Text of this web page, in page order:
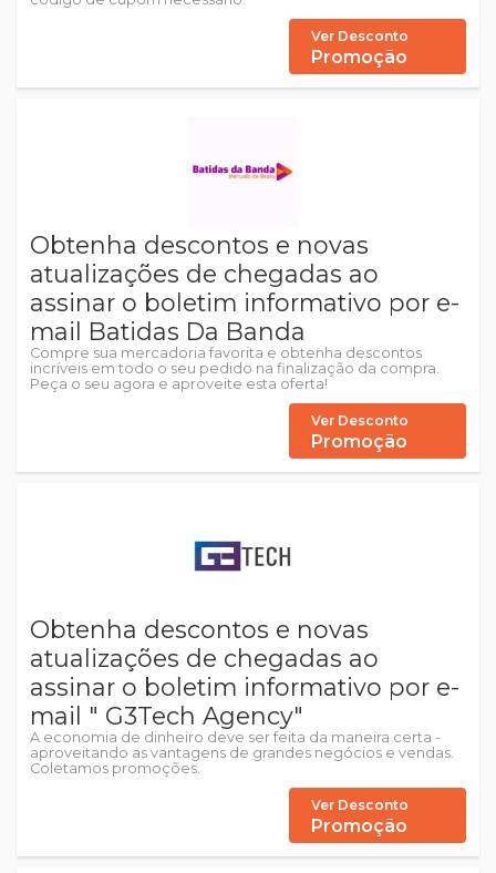
Ver Desconto
Promoção
Obtenha descontos e novas
atualizações de chegadas ao
assinar o boletim informativo por e-
mail Batidas Da Banda
Compre sua mercadoria favorita e obtenha descontos
incríveis em todo o seu pedido na finalização da compra.
Peça o seu agora e aproveite esta oferta!
Ver Desconto
Promoção
Obtenha descontos e novas
atualizações de chegadas ao
assinar o boletim informativo por e-
mail " G3Tech Agency"
A economia de dinheiro deve ser feita da maneira certa -
aproveitando as vantagens de grandes negócios e vendas.
Coletamos promoções.
Ver Desconto
Promoção